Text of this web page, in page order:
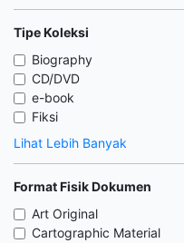
Tipe Koleksi
Biography
CD/DVD
e-book
Fiksi
Lihat Lebih Banyak
Format Fisik Dokumen
Art Original
Cartographic Material